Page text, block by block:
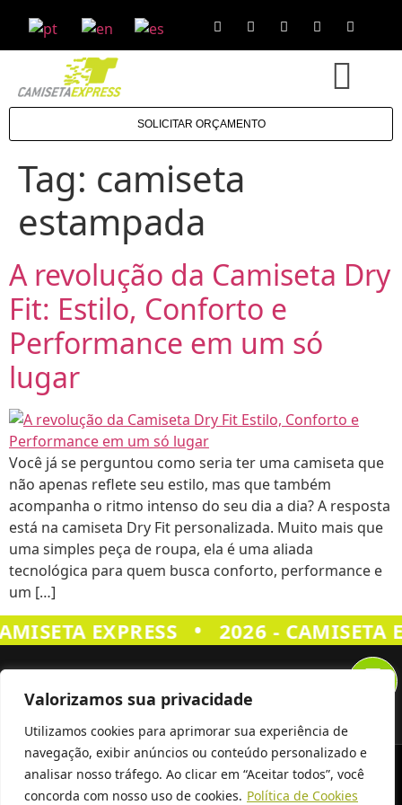
Valorizamos sua privacidade
Utilizamos cookies para aprimorar sua experiência de
navegação, exibir anúncios ou conteúdo personalizado e
analisar nosso tráfego. Ao clicar em “Aceitar todos”, você
concorda com nosso uso de cookies. Política de Cookies
SOLICITAR ORÇAMENTO
Tag: camiseta
estampada
A revolução da Camiseta Dry
Fit: Estilo, Conforto e
Performance em um só
lugar
Você já se perguntou como seria ter uma camiseta que
não apenas reflete seu estilo, mas que também
acompanha o ritmo intenso do seu dia a dia? A resposta
está na camiseta Dry Fit personalizada. Muito mais que
uma simples peça de roupa, ela é uma aliada
tecnológica para quem busca conforto, performance e
um […]
EXPRESS • 2026 - CAMISETA
Siga Nos